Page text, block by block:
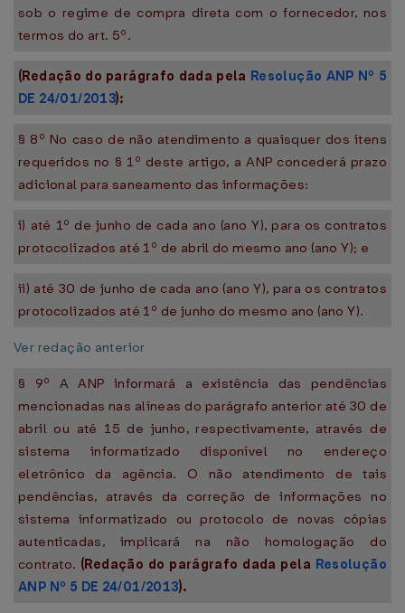
sob o regime de compra direta com o fornecedor, nos
termos do art. 5º.
(Redação do parágrafo dada pela Resolução ANP Nº 5
DE 24/01/2013):
§ 8º No caso de não atendimento a quaisquer dos itens
requeridos no § 1º deste artigo, a ANP concederá prazo
adicional para saneamento das informações:
i) até 1º de junho de cada ano (ano Y), para os contratos
protocolizados até 1º de abril do mesmo ano (ano Y); e
ii) até 30 de junho de cada ano (ano Y), para os contratos
protocolizados até 1º de junho do mesmo ano (ano Y).
Ver redação anterior
§ 9º A ANP informará a existência das pendências
mencionadas nas alíneas do parágrafo anterior até 30 de
abril ou até 15 de junho, respectivamente, através de
sistema informatizado disponível no endereço
eletrônico da agência. O não atendimento de tais
pendências, através da correção de informações no
sistema informatizado ou protocolo de novas cópias
autenticadas, implicará na não homologação do
contrato. (Redação do parágrafo dada pela Resolução
ANP Nº 5 DE 24/01/2013).